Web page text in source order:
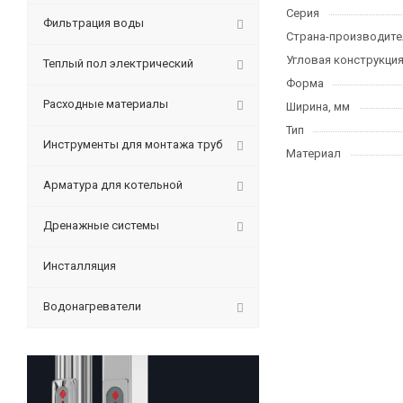
Серия
Страна-
Угловая конструкция
Форма
Ширина, мм
Тип
Материал
Фильтрация воды
Теплый пол электрический
Расходные материалы
Инструменты для монтажа труб
Арматура для котельной
Дренажные системы
Инсталляция
Водонагреватели